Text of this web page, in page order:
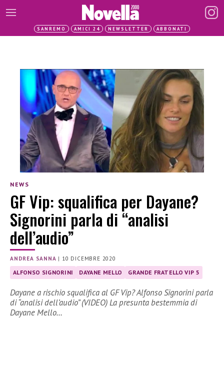
SANREMO AMICI 24 NEWSLETTER ABBONATI
NEWS
GF Vip: squalifica per Dayane?
Signorini parla di “analisi
dell’audio”
ANDREA SANNA | 10 DICEMBRE 2020
ALFONSO SIGNORINI DAYANE MELLO GRANDE FRATELLO VIP 5
Dayane a rischio squalifica al GF Vip? Alfonso Signorini parla
di “analisi dell’audio” (VIDEO) La presunta bestemmia di
Dayane Mello…